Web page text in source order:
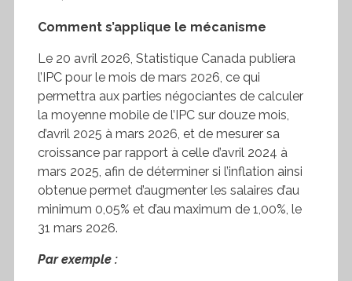
Comment s’applique le mécanisme
Le 20 avril 2026, Statistique Canada publiera
l’IPC pour le mois de mars 2026, ce qui
permettra aux parties négociantes de calculer
la moyenne mobile de l’IPC sur douze mois,
d’avril 2025 à mars 2026, et de mesurer sa
croissance par rapport à celle d’avril 2024 à
mars 2025, afin de déterminer si l’inflation ainsi
obtenue permet d’augmenter les salaires d’au
minimum 0,05% et d’au maximum de 1,00%, le
31 mars 2026.
Par exemple :